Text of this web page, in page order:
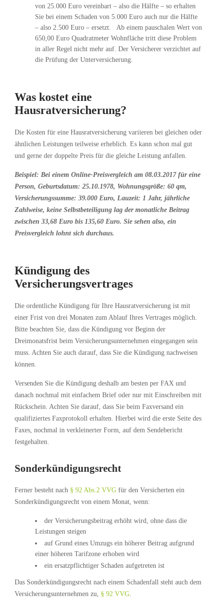
von 25.000 Euro vereinbart – also die Hälfte – so erhalten
Sie bei einem Schaden von 5.000 Euro auch nur die Hälfte
– also 2.500 Euro – ersetzt. Ab einem pauschalen Wert von
650,00 Euro Quadratmeter Wohnfläche tritt diese Problem
in aller Regel nicht mehr auf. Der Versicherer verzichtet auf
die Prüfung der Unterversicherung.
Was kostet eine
Hausratversicherung?
Die Kosten für eine Hausratversicherung variieren bei gleichen oder
ähnlichen Leistungen teilweise erheblich. Es kann schon mal gut
und gerne der doppelte Preis für die gleiche Leistung anfallen.
Beispiel: Bei einem Online-Preisvergleich am 08.03.2017 für eine
Person, Geburtsdatum: 25.10.1978, Wohnungsgröße: 60 qm,
Versicherungssumme: 39.000 Euro, Lauzeit: 1 Jahr, jährliche
Zahlweise, keine Selbstbeteiligung lag der monatliche Beitrag
zwischen 33,68 Euro bis 135,60 Euro. Sie sehen also, ein
Preisvergleich lohnt sich durchaus.
Kündigung des
Versicherungsvertrages
Die ordentliche Kündigung für Ihre Hausratversicherung ist mit
einer Frist von drei Monaten zum Ablauf Ihres Vertrages möglich.
Bitte beachten Sie, dass die Kündigung vor Beginn der
Dreimonatsfrist beim Versicherungsunternehmen eingegangen sein
muss. Achten Sie auch darauf, dass Sie die Kündigung nachweisen
können.
Versenden Sie die Kündigung deshalb am besten per FAX und
danach nochmal mit einfachem Brief oder nur mit Einschreiben mit
Rückschein. Achten Sie darauf, dass Sie beim Faxversand ein
qualifiziertes Faxprotokoll erhalten. Hierbei wird die erste Seite des
Faxes, nochmal in verkleinerter Form, auf dem Sendebericht
festgehalten.
Sonderkündigungsrecht
Ferner besteht nach § 92 Abs.2 VVG für den Versicherten ein
Sonderkündigungsrecht von einem Monat, wenn:
der Versicherungsbeitrag erhöht wird, ohne dass die
Leistungen steigen
auf Grund eines Umzugs ein höherer Beitrag aufgrund
einer höheren Tarifzone erhoben wird
ein ersatzpflichtiger Schaden aufgetreten ist
Das Sonderkündigungsrecht nach einem Schadenfall steht auch dem
Versicherungsunternehmen zu, § 92 VVG.